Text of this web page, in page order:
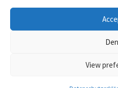
View
DorfFunk!
Jetzt laden für iOS & Android